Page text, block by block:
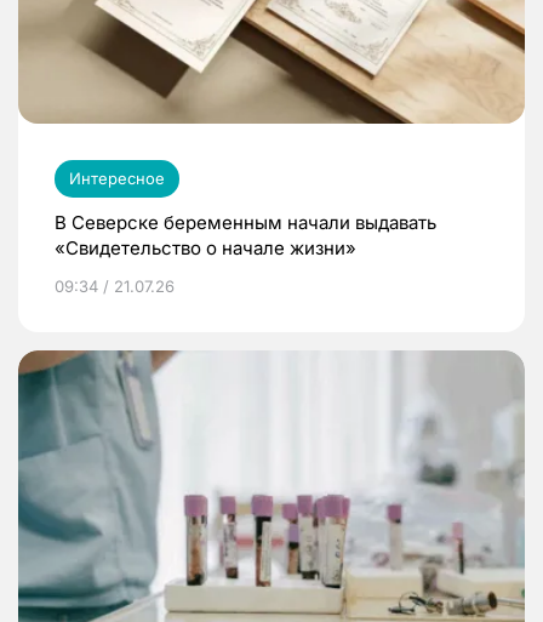
Интересное
В Северске беременным начали выдавать
«Свидетельство о начале жизни»
09:34 / 21.07.26